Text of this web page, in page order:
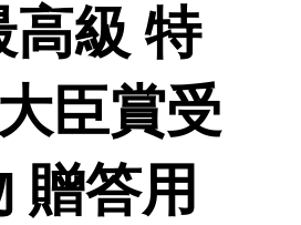
高級 特
臣賞受
贈答用